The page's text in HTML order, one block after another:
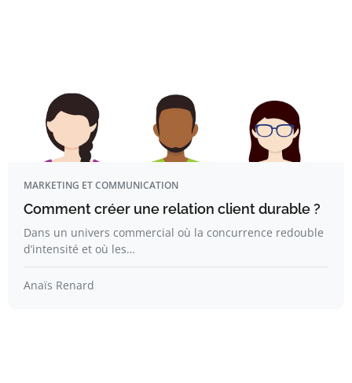
MARKETING ET COMMUNICATION
Comment créer une relation client durable ?
Dans un univers commercial où la concurrence redouble
d’intensité et où les…
Anaïs Renard